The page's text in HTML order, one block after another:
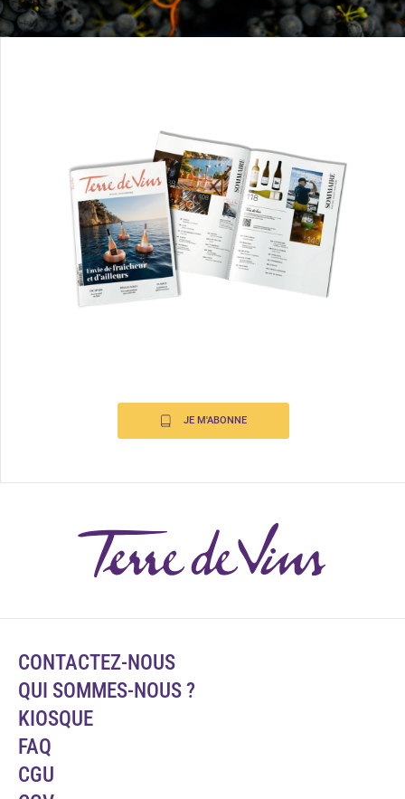
JE M'ABONNE
CONTACTEZ-NOUS
QUI SOMMES-NOUS ?
KIOSQUE
FAQ
CGU